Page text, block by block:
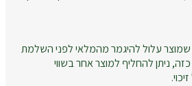
עלול להיגמר מהמלאי לפני השלמת
ניתן להחליף למוצר אחר בשווי